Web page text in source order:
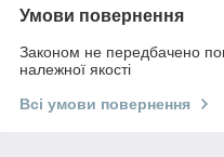
Умови повернення
Законом не передбачено
належної якості
Всі умови повернення